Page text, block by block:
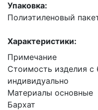
Упаковка:
Полиэтиленовый
Характеристики:
Примечание
Стоимость изделия с
индивидуально
Материалы основные
Бархат